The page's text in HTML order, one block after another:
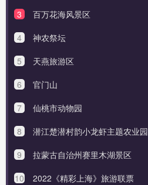
3
百万花海风景区
4
神农祭坛
5
天燕旅游区
6
官门山
7
仙桃市动物园
8
潜江楚潜村韵小龙虾主题农业园
9
拉蒙古自治州赛里木湖景区
10 2022《精彩上海》旅游联票